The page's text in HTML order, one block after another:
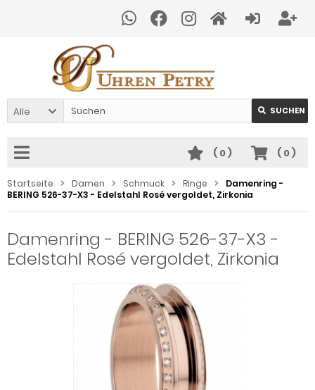
Alle SUCHEN
( 0)
( 0)
Startseite Damen Schmuck Ringe
Damenring -
BERING 526-37-X3 - Edelstahl Rosé vergoldet, Zirkonia
Damenring - BERING 526-37-X3 -
Edelstahl Rosé vergoldet, Zirkonia